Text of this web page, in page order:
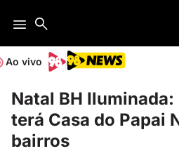
Ao vivo
Natal BH Iluminada:
terá Casa do Papai
bairros